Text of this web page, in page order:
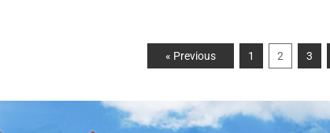
« Previous 1 2 3